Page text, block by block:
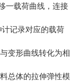
一载荷曲线，连接
记录对应的载荷
与变形曲线转化为相
总体的拉伸弹性模